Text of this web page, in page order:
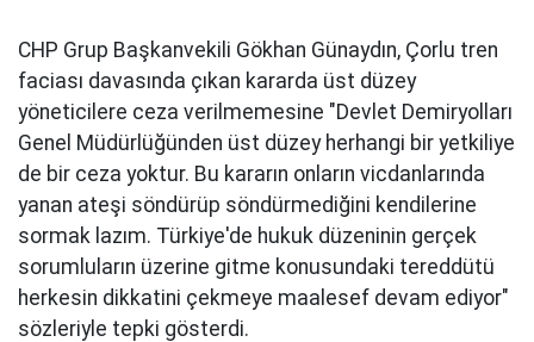
CHP Grup Başkanvekili Gökhan Günaydın, Çorlu tren
faciası davasında çıkan kararda üst düzey
yöneticilere ceza verilmemesine "Devlet Demiryolları
Genel Müdürlüğünden üst düzey herhangi bir yetkiliye
de bir ceza yoktur. Bu kararın onların vicdanlarında
yanan ateşi söndürüp söndürmediğini kendilerine
sormak lazım. Türkiye'de hukuk düzeninin gerçek
sorumluların üzerine gitme konusundaki tereddütü
herkesin dikkatini çekmeye maalesef devam ediyor"
sözleriyle tepki gösterdi.